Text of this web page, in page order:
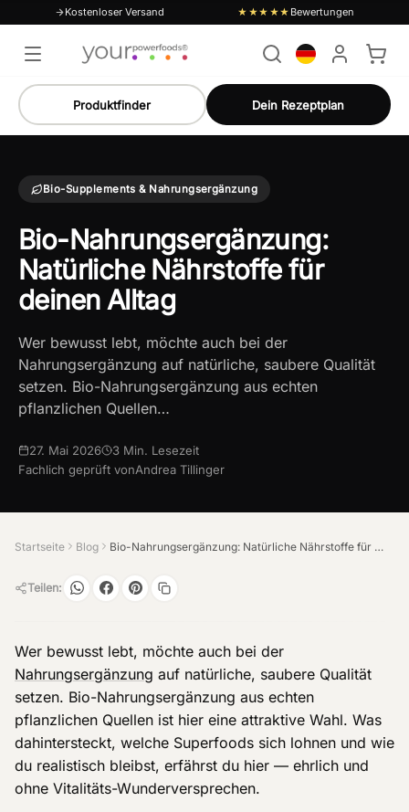
Kostenloser Versand ★★★★★ Bewertungen
Produktfinder Dein Rezeptplan
Bio-Supplements & Nahrungsergänzung
Bio-Nahrungsergänzung:
Natürliche Nährstoffe für
deinen Alltag
Wer bewusst lebt, möchte auch bei der
Nahrungsergänzung auf natürliche, saubere Qualität
setzen. Bio-Nahrungsergänzung aus echten
pflanzlichen Quellen…
27. Mai 2026 3 Min. Lesezeit
Fachlich geprüft vonAndrea Tillinger
Startseite Blog Bio-Nahrungsergänzung: Natürliche Nährstoffe für deinen Alltag
Teilen:
Wer bewusst lebt, möchte auch bei der
Nahrungsergänzung auf natürliche, saubere Qualität
setzen. Bio-Nahrungsergänzung aus echten
pflanzlichen Quellen ist hier eine attraktive Wahl. Was
dahintersteckt, welche Superfoods sich lohnen und wie
du realistisch bleibst, erfährst du hier — ehrlich und
ohne Vitalitäts-Wunderversprechen.